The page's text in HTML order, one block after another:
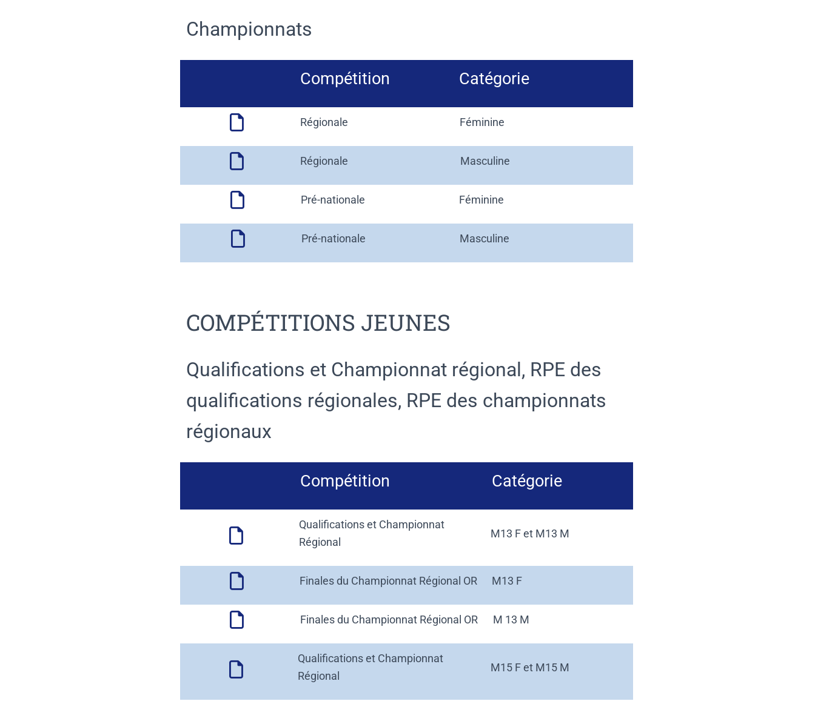
Championnats
Compétition Catégorie
Régionale Féminine
Régionale Masculine
Pré-nationale Féminine
Pré-nationale Masculine
COMPÉTITIONS JEUNES
Qualifications et Championnat régional, RPE des
qualifications régionales, RPE des championnats
régionaux
Compétition Catégorie
Qualifications et Championnat
Régional
M13 F et M13 M
Finales du Championnat Régional OR M13 F
Finales du Championnat Régional OR M 13 M
Qualifications et Championnat
Régional
M15 F et M15 M